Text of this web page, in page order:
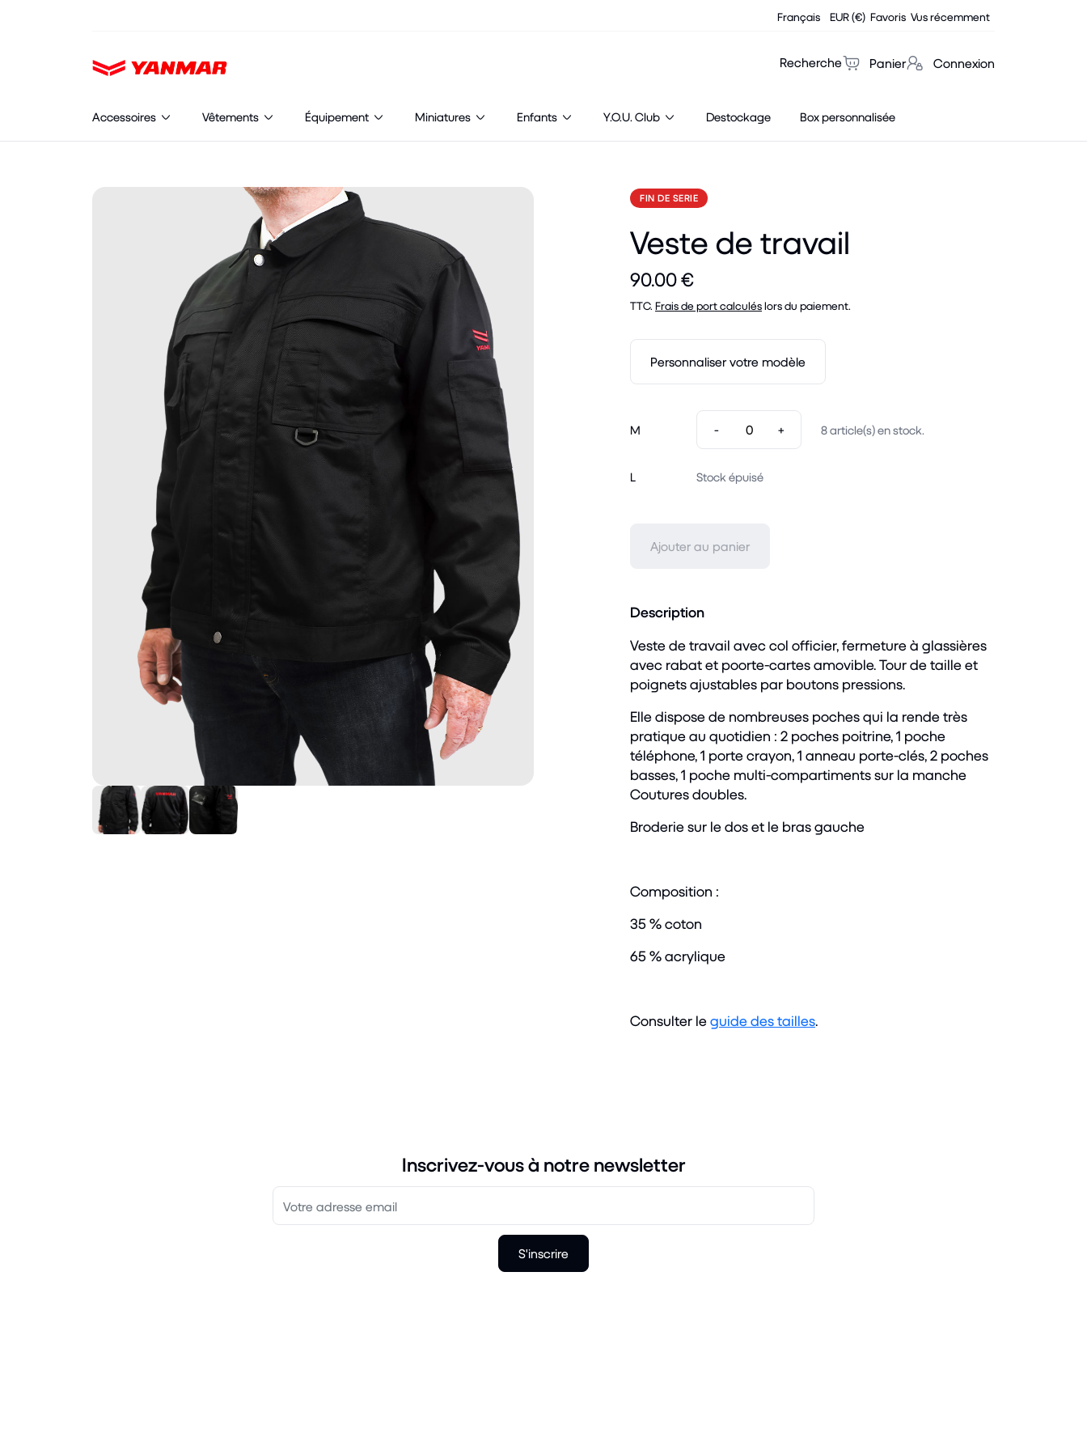
Français EUR (€) Favoris Vus récemment
Recherche Panier Connexion
Accessoires Vêtements Équipement Miniatures Enfants Y.O.U. Club Destockage Box personnalisée
FIN DE SERIE
Veste de travail
90.00 €
TTC. Frais de port calculéslors du paiement.
Personnaliser votre modèle
M - + 8article(s) en stock.
L Stock épuisé
Ajouter au panier
Description
Veste de travail avec col officier, fermeture à glassières
avec rabat et poorte-cartes amovible. Tour de taille et
poignets ajustables par boutons pressions.
Elle dispose de nombreuses poches qui la rende très
pratique au quotidien : 2 poches poitrine, 1 poche
téléphone, 1 porte crayon, 1 anneau porte-clés, 2 poches
basses, 1 poche multi-compartiments sur la manche
Coutures doubles.
Broderie sur le dos et le bras gauche
Composition :
35 % coton
65 % acrylique
Consulter leguide des tailles.
Inscrivez-vous à notre newsletter
S'inscrire